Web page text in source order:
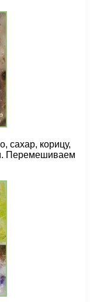
сахар, корицу,
Перемешиваем